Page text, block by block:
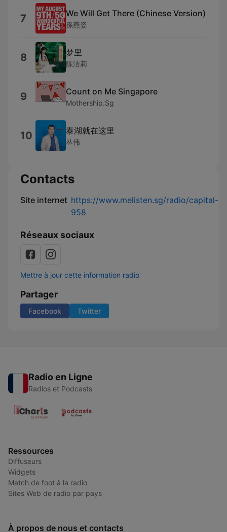
7 We Will Get There (Chinese Version)
孫燕姿
8 梦里
陈洁莉
9 Count on Me Singapore
Mothership.Sg
10 泰湖就在这里
丛伟
Contacts
Site internet https://www.melisten.sg/radio/capital-
958
Réseaux sociaux
Mettre à jour cette information radio
Partager
Facebook Twitter
Radio en Ligne
Radios et Podcasts
Ressources
Diffuseurs
Widgets
Match de foot à la radio
Sites Web de radio par pays
À propos de nous et contacts